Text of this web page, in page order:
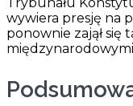
wywiera presję na
ponownie zajął się